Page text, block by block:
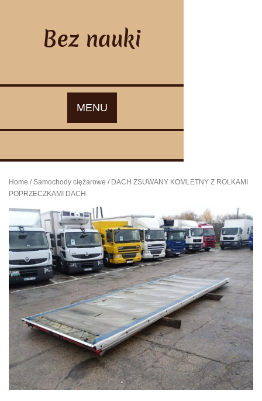
Bez nauki
MENU
Home /Samochody ciężarowe / DACH ZSUWANY KOMLETNY Z ROLKAMI
POPRZECZKAMI DACH